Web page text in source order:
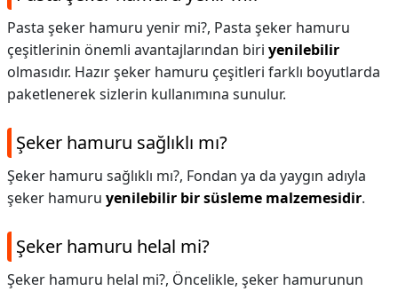
Pasta şeker hamuru yenir mi?, Pasta şeker hamuru
çeşitlerinin önemli avantajlarından biri yenilebilir
olmasıdır. Hazır şeker hamuru çeşitleri farklı boyutlarda
paketlenerek sizlerin kullanımına sunulur.
Şeker hamuru sağlıklı mı?
Şeker hamuru sağlıklı mı?, Fondan ya da yaygın adıyla
şeker hamuru yenilebilir bir süsleme malzemesidir.
Şeker hamuru helal mi?
Şeker hamuru helal mi?, Öncelikle, şeker hamurunun